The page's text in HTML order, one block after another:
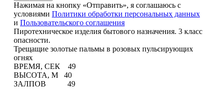
Нажимая на кнопку «Отправить», я соглашаюсь с
условиями Политики обработки персональных данных
и Пользовательского соглашения
Пиротехническое изделия бытового назначения. 3 класс
опасности.
Трещащие золотые пальмы в розовых пульсирующих
огнях
ВРЕМЯ, СЕК 49
ВЫСОТА, М 40
ЗАЛПОВ 49